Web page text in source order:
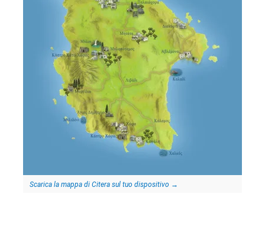
Scarica la mappa di Citera sul tuo dispositivo →